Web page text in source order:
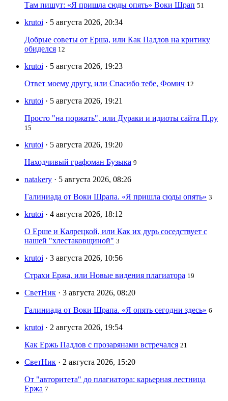
Там пишут: «Я пришла сюды опять» Воки Шрап 51
krutoi · 5 августа 2026, 20:34
Добрые советы от Ерша, или Как Падлов на критику
обиделся 12
krutoi · 5 августа 2026, 19:23
Ответ моему другу, или Спасибо тебе, Фомич 12
krutoi · 5 августа 2026, 19:21
Просто "на поржать", или Дураки и идиоты сайта П.ру
15
krutoi · 5 августа 2026, 19:20
Находчивый графоман Бузыка 9
natakery · 5 августа 2026, 08:26
Галиниада от Воки Шрапа. «Я пришла сюды опять» 3
krutoi · 4 августа 2026, 18:12
О Ерше и Калрецкой, или Как их дурь соседствует с
нашей "хлестаковщиной" 3
krutoi · 3 августа 2026, 10:56
Страхи Ержа, или Новые видения плагиатора 19
СветНик · 3 августа 2026, 08:20
Галиниада от Воки Шрапа. «Я опять сегодни здесь» 6
krutoi · 2 августа 2026, 19:54
Как Ержь Падлов с прозарянами встречался 21
СветНик · 2 августа 2026, 15:20
От "авторитета" до плагиатора: карьерная лестница
Ержа 7